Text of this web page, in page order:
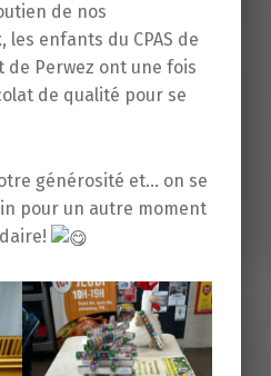
de nos
les enfants du CPAS de
de Perwez ont une fois
de qualité pour se
générosité et… on se
pour un autre moment